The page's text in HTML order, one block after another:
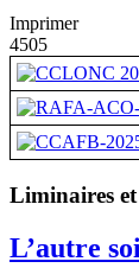
Imprimer
4505
Liminaires
L’autre